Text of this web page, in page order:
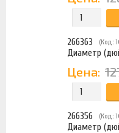
266363 (Код:
Диаметр
Цена:
266356 (Код:
Диаметр